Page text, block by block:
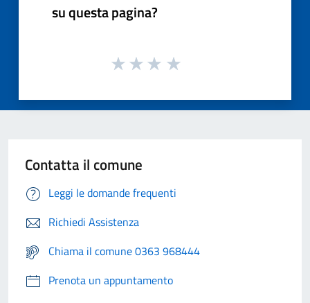
su questa pagina?
Contatta il comune
Leggi le domande frequenti
Richiedi Assistenza
Chiama il comune 0363 968444
Prenota un appuntamento